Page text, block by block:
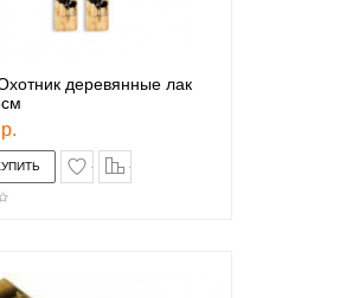
деревянные лак
в закладки